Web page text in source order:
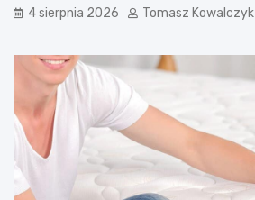
4 sierpnia 2026 Tomasz Kowalczyk